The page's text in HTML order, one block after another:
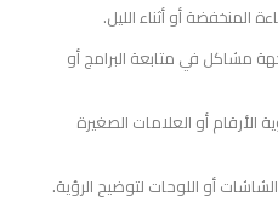
المنخفضة أو أثناء الليل.
مشاكل في متابعة البرامج أو
الأرقام أو العلامات الصغيرة
أو اللوحات لتوضيح الرؤية.